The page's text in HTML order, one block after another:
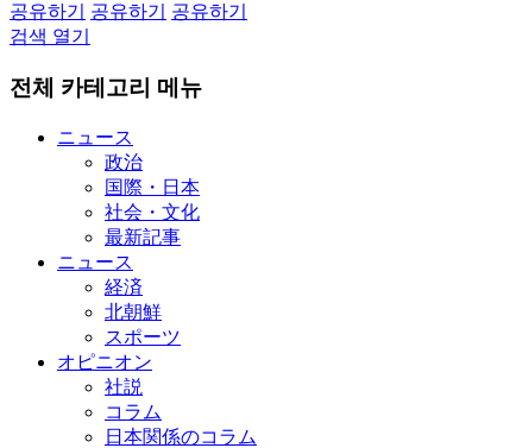
공유하기
공유하기
공유하기
검색 열기
전체 카테고리 메뉴
ニュース
政治
国際・日本
社会・文化
最新記事
ニュース
経済
北朝鮮
スポーツ
オピニオン
社説
コラム
日本関係のコラム